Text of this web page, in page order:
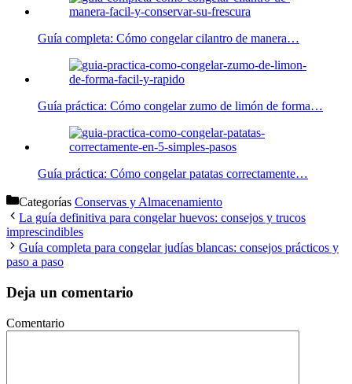
Guía completa: Cómo congelar cilantro de manera…
Guía práctica: Cómo congelar zumo de limón de forma…
Guía práctica: Cómo congelar patatas correctamente…
Categorías Conservas y Almacenamiento
La guía definitiva para congelar huevos: consejos y trucos
imprescindibles
Guía completa para congelar judías blancas: consejos prácticos y
paso a paso
Deja un comentario
Comentario